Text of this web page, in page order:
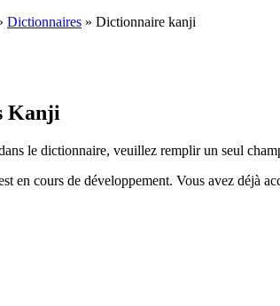
Dictionnaires » Dictionnaire kanji
Kanji
le dictionnaire, veuillez remplir un seul
en cours de développement. Vous avez déjà